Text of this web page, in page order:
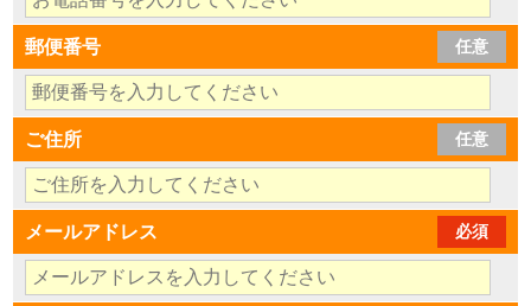
郵便番号 任意
ご住所 任意
メールアドレス 必須